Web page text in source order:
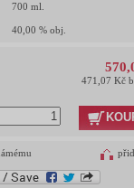
700 ml.
40,00 % obj.
471,07 Kč